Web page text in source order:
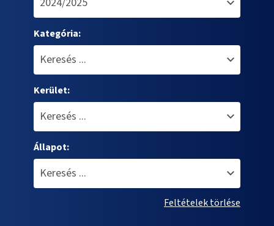
Kategória:
Kerület:
Állapot:
Feltételek törlése